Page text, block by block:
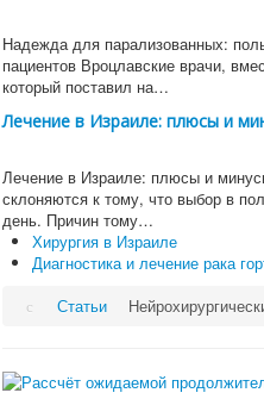
Надежда для парализованных:
пациентов Вроцлавские врачи,
который поставил на…
Лечение в Израиле: плюсы и
Лечение в Израиле: плюсы и
склоняются к тому, что выбор в
день. Причин тому…
Хирургия в Израиле
Диагностика и лечение рака
Статьи